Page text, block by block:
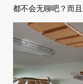
都不会无聊吧？而